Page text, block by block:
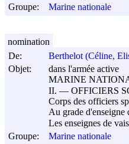
Groupe:
Marine nationale
De:
Berthelot (Céline,
Objet:
dans l'armée active
MARINE
II. ― OFFICIERS
Corps des officiers
Au grade d'enseigne
Les enseignes de
Groupe:
Marine nationale
nomination